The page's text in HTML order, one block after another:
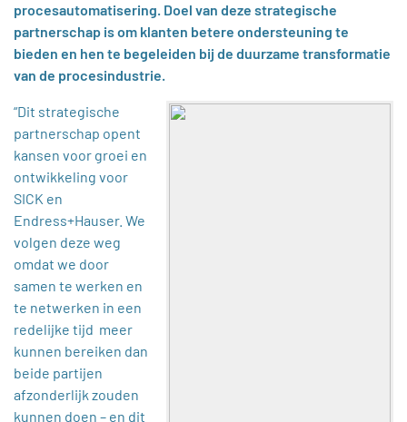
procesautomatisering. Doel van deze strategische
partnerschap is om klanten betere ondersteuning te
bieden en hen te begeleiden bij de duurzame transformatie
van de procesindustrie.
“Dit strategische
partnerschap opent
kansen voor groei en
ontwikkeling voor
SICK en
Endress+Hauser. We
volgen deze weg
omdat we door
samen te werken en
te netwerken in een
redelijke tijd meer
kunnen bereiken dan
beide partijen
afzonderlijk zouden
kunnen doen – en dit